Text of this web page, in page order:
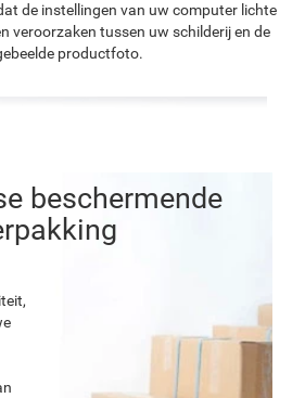
de instellingen van uw computer lichte
veroorzaken tussen uw schilderij en de
productfoto.
beschermende